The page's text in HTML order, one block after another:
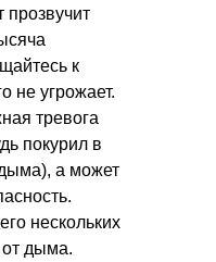
прозвучит
к
не угрожает.
тревога
покурил в
а может
нескольких
от дыма.